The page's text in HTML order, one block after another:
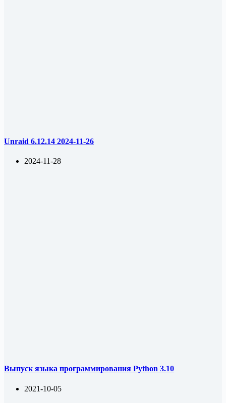
Unraid 6.12.14 2024-11-26
2024-11-28
Выпуск языка программирования Python 3.10
2021-10-05